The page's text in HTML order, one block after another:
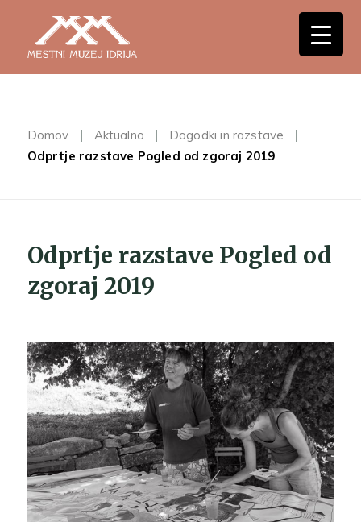
Domov Aktualno
Dogodki in razstave
Odprtje razstave Pogled od zgoraj 2019
Odprtje razstave Pogled od
zgoraj 2019